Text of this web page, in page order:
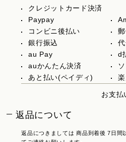
クレジットカード決済
Paypay
コンビニ後払い
銀行振込
au Pay
d
auかんたん決済
あと払い(ペイディ)
お支払
返品について
返品につきましては 商品到着後 7日間